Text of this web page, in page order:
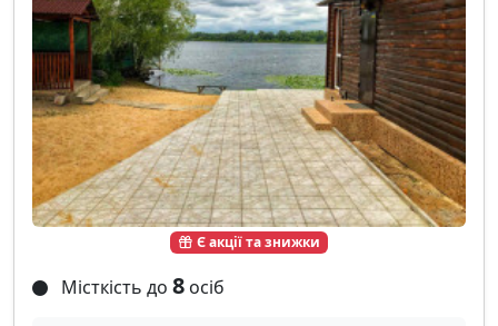
Є акції та знижки
Місткість до 8 осіб